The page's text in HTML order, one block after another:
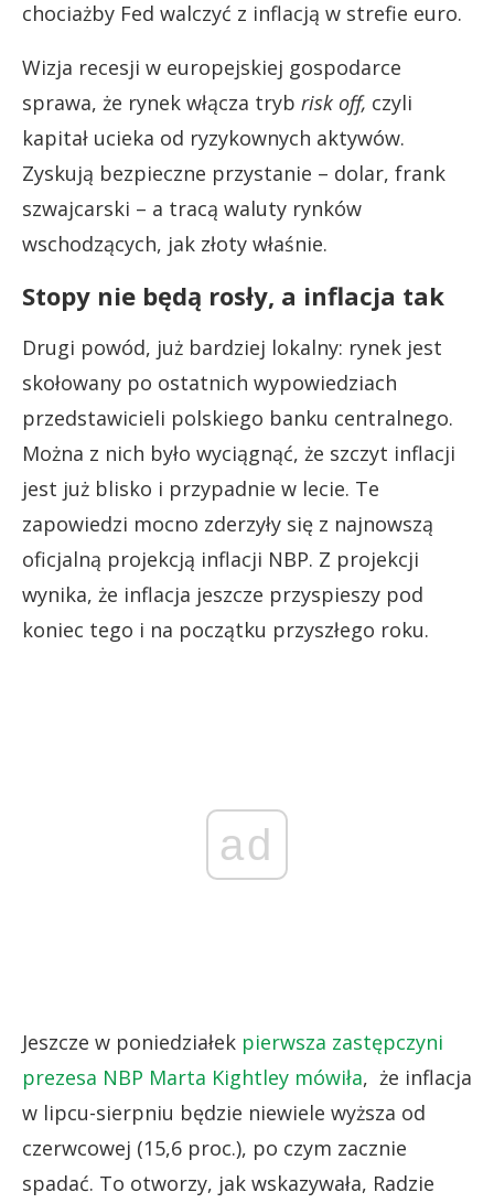
chociażby Fed walczyć z inflacją w strefie euro.
Wizja recesji w europejskiej gospodarce
sprawa, że rynek włącza tryb risk off, czyli
kapitał ucieka od ryzykownych aktywów.
Zyskują bezpieczne przystanie – dolar, frank
szwajcarski – a tracą waluty rynków
wschodzących, jak złoty właśnie.
Stopy nie będą rosły, a inflacja tak
Drugi powód, już bardziej lokalny: rynek jest
skołowany po ostatnich wypowiedziach
przedstawicieli polskiego banku centralnego.
Można z nich było wyciągnąć, że szczyt inflacji
jest już blisko i przypadnie w lecie. Te
zapowiedzi mocno zderzyły się z najnowszą
oficjalną projekcją inflacji NBP. Z projekcji
wynika, że inflacja jeszcze przyspieszy pod
koniec tego i na początku przyszłego roku.
ad
Jeszcze w poniedziałek pierwsza zastępczyni
prezesa NBP Marta Kightley mówiła, że inflacja
w lipcu-sierpniu będzie niewiele wyższa od
czerwcowej (15,6 proc.), po czym zacznie
spadać. To otworzy, jak wskazywała, Radzie